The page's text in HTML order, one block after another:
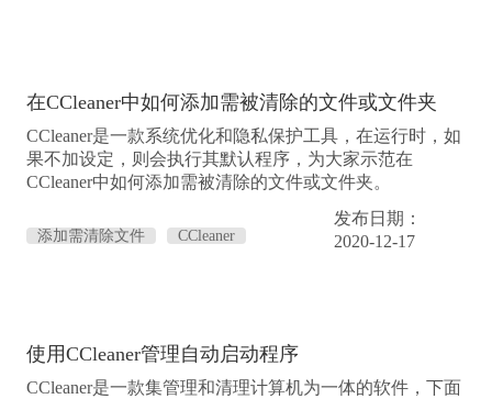
在CCleaner中如何添加需被清除的文件或文件夹
CCleaner是一款系统优化和隐私保护工具，在运行时，如
果不加设定，则会执行其默认程序，为大家示范在
CCleaner中如何添加需被清除的文件或文件夹。
添加需清除文件 CCleaner
发布日期：
2020-12-17
使用CCleaner管理自动启动程序
CCleaner是一款集管理和清理计算机为一体的软件，下面